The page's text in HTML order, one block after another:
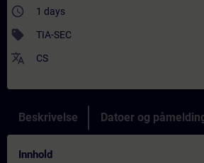
access_time 1 days
sell TIA-SEC
translate CS
Beskrivelse Datoer og
Innhold